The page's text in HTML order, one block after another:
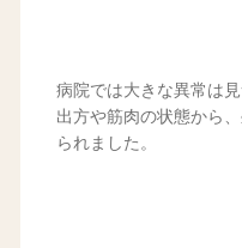
病院では大きな異常は
出方や筋肉の状態から
られました。